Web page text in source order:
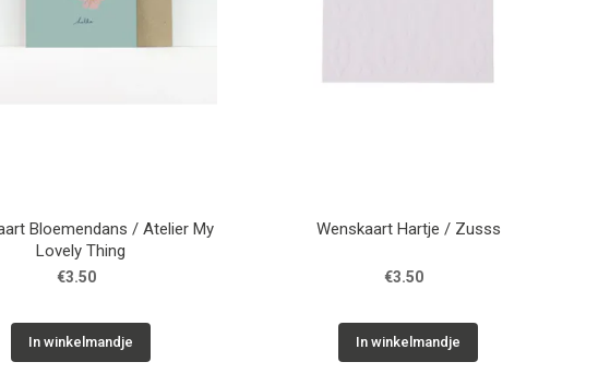
Bloemendans / Atelier My
Lovely Thing
€3.50
In winkelmandje
Wenskaart Hartje / Zusss
€3.50
In winkelmandje